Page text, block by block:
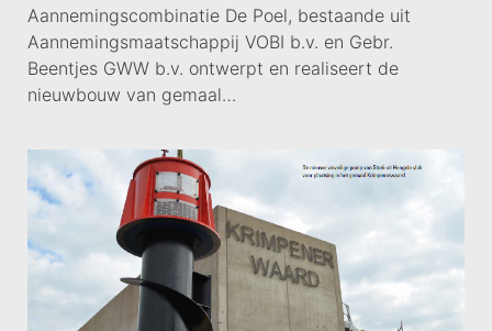
Aannemingscombinatie De Poel, bestaande uit
Aannemingsmaatschappij VOBI b.v. en Gebr.
Beentjes GWW b.v. ontwerpt en realiseert de
nieuwbouw van gemaal…